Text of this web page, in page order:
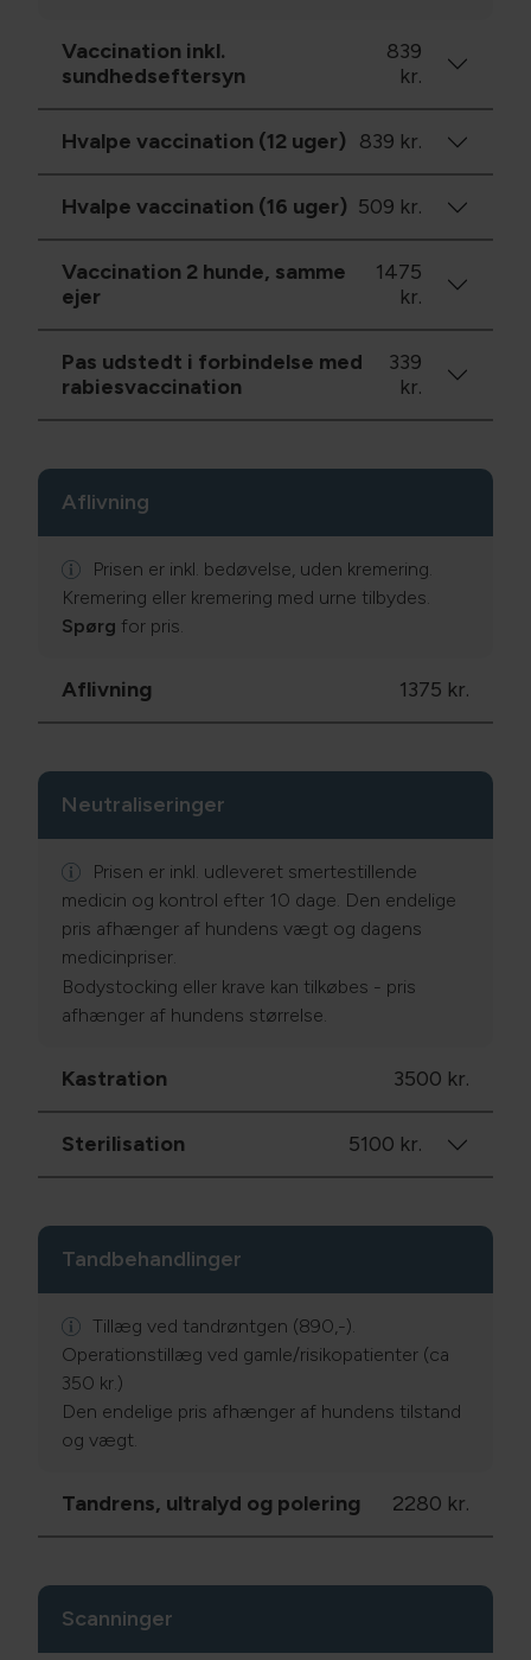
Vaccination inkl.
sundhedseftersyn
839
kr.
Hvalpe vaccination (12 uger) 839 kr.
Hvalpe vaccination (16 uger) 509 kr.
Vaccination 2 hunde, samme
ejer
1475
kr.
Pas udstedt i forbindelse med
rabiesvaccination
339
kr.
Aflivning
Prisen er inkl. bedøvelse, uden kremering.
Kremering eller kremering med urne tilbydes.
Spørg for pris.
Aflivning 1375 kr.
Neutraliseringer
Prisen er inkl. udleveret smertestillende
medicin og kontrol efter 10 dage. Den endelige
pris afhænger af hundens vægt og dagens
medicinpriser.
Bodystocking eller krave kan tilkøbes - pris
afhænger af hundens størrelse.
Kastration 3500 kr.
Sterilisation 5100 kr.
Tandbehandlinger
Tillæg ved tandrøntgen (890,-).
Operationstillæg ved gamle/risikopatienter (ca
350 kr.)
Den endelige pris afhænger af hundens tilstand
og vægt.
Tandrens, ultralyd og polering 2280 kr.
Scanninger